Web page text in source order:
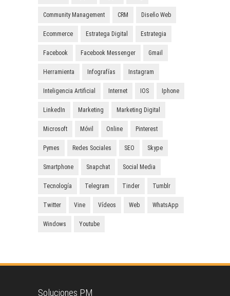
Community Management CRM Diseño Web
Ecommerce Estratega Digital Estrategia
Facebook Facebook Messenger Gmail
Herramienta Infografías Instagram
Inteligencia Artificial Internet IOS Iphone
LinkedIn Marketing Marketing Digital
Microsoft Móvil Online Pinterest
Pymes Redes Sociales SEO Skype
Smartphone Snapchat Social Media
Tecnología Telegram Tinder Tumblr
Twitter Vine Vídeos Web WhatsApp
Windows Youtube
Soluciones PM